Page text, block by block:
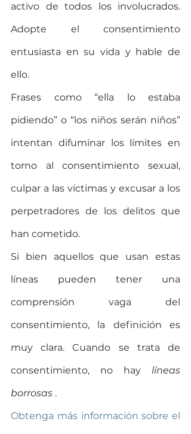
activo de todos los involucrados.
Adopte el consentimiento
entusiasta en su vida y hable de
ello.
Frases como “ella lo estaba
pidiendo” o “los niños serán niños”
intentan difuminar los límites en
torno al consentimiento sexual,
culpar a las víctimas y excusar a los
perpetradores de los delitos que
han cometido.
Si bien aquellos que usan estas
líneas pueden tener una
comprensión vaga del
consentimiento, la definición es
muy clara. Cuando se trata de
consentimiento, no hay líneas
borrosas .
Obtenga más información sobre el